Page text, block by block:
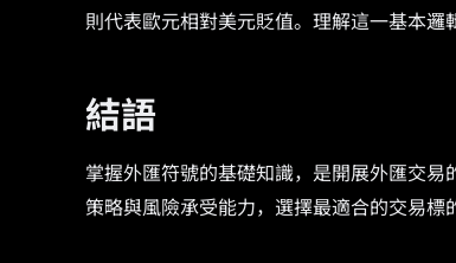
則代表歐元相對美元貶值。理解這一基本邏
結語
掌握外匯符號的基礎知識，是開展外匯交
策略與風險承受能力，選擇最適合的交易標